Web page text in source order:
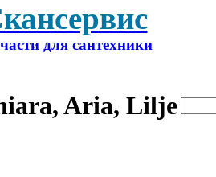
для сантехники
Aria, Lilje